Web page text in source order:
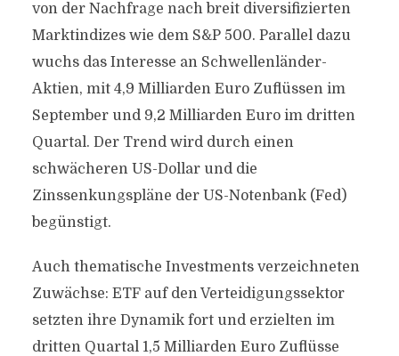
von der Nachfrage nach breit diversifizierten
Marktindizes wie dem S&P 500. Parallel dazu
wuchs das Interesse an Schwellenländer-
Aktien, mit 4,9 Milliarden Euro Zuflüssen im
September und 9,2 Milliarden Euro im dritten
Quartal. Der Trend wird durch einen
schwächeren US-Dollar und die
Zinssenkungspläne der US-Notenbank (Fed)
begünstigt.
Auch thematische Investments verzeichneten
Zuwächse: ETF auf den Verteidigungssektor
setzten ihre Dynamik fort und erzielten im
dritten Quartal 1,5 Milliarden Euro Zuflüsse